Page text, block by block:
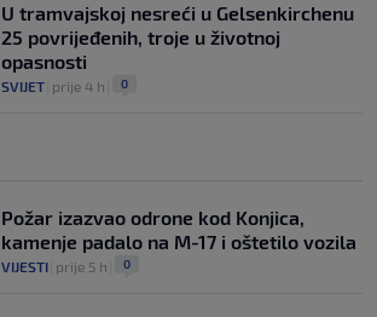
U tramvajskoj nesreći u Gelsenkirchenu
25 povrijeđenih, troje u životnoj
opasnosti
SVIJET prije 4 h 0
Požar izazvao odrone kod Konjica,
kamenje padalo na M-17 i oštetilo vozila
VIJESTI prije 5 h 0